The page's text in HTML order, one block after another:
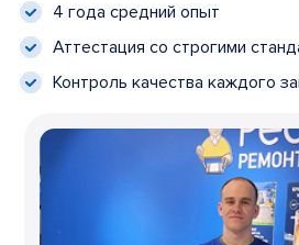
4 года средний опыт
Аттестация со строгими
Контроль качества каждого